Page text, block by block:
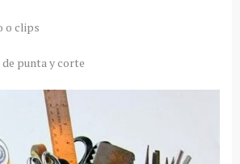
o clips
punta y corte